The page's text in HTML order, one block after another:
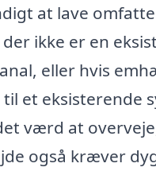
at lave
ikke er en
eller hvis
et eksisterende
værd at
også kræver